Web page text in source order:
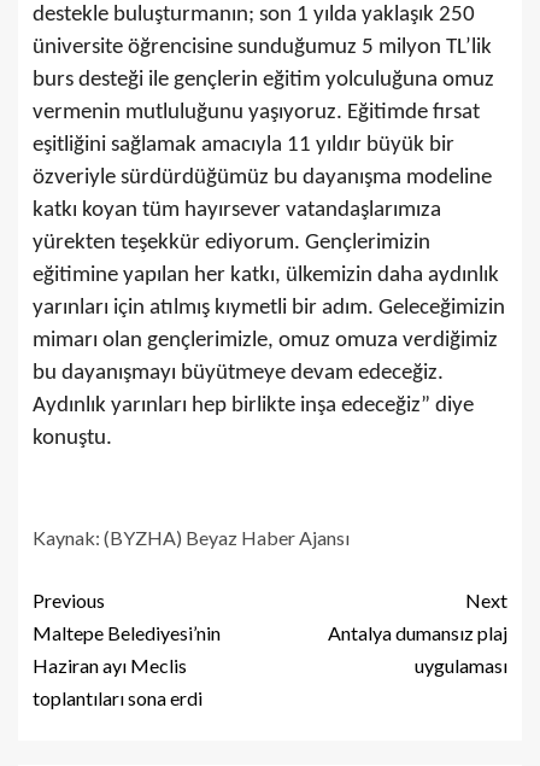
destekle buluşturmanın; son 1 yılda yaklaşık 250
üniversite öğrencisine sunduğumuz 5 milyon TL’lik
burs desteği ile gençlerin eğitim yolculuğuna omuz
vermenin mutluluğunu yaşıyoruz. Eğitimde fırsat
eşitliğini sağlamak amacıyla 11 yıldır büyük bir
özveriyle sürdürdüğümüz bu dayanışma modeline
katkı koyan tüm hayırsever vatandaşlarımıza
yürekten teşekkür ediyorum. Gençlerimizin
eğitimine yapılan her katkı, ülkemizin daha aydınlık
yarınları için atılmış kıymetli bir adım. Geleceğimizin
mimarı olan gençlerimizle, omuz omuza verdiğimiz
bu dayanışmayı büyütmeye devam edeceğiz.
Aydınlık yarınları hep birlikte inşa edeceğiz” diye
konuştu.
Kaynak: (BYZHA) Beyaz Haber Ajansı
Previous
Maltepe Belediyesi’nin
Haziran ayı Meclis
toplantıları sona erdi
Next
Antalya dumansız plaj
uygulaması